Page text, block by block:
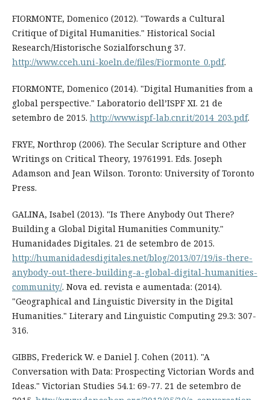
FIORMONTE, Domenico (2012). "Towards a Cultural
Critique of Digital Humanities." Historical Social
Research/Historische Sozialforschung 37.
http://www.cceh.uni-koeln.de/files/Fiormonte_0.pdf.
FIORMONTE, Domenico (2014). "Digital Humanities from a
global perspective." Laboratorio dell’ISPF XI. 21 de
setembro de 2015. http://www.ispf-lab.cnr.it/2014_203.pdf.
FRYE, Northrop (2006). The Secular Scripture and Other
Writings on Critical Theory, 1976­1991. Eds. Joseph
Adamson and Jean Wilson. Toronto: University of Toronto
Press.
GALINA, Isabel (2013). "Is There Anybody Out There?
Building a Global Digital Humanities Community."
Humanidades Digitales. 21 de setembro de 2015.
http://humanidadesdigitales.net/blog/2013/07/19/is-there-
anybody-out-there-building-a-global-digital-humanities-
community/. Nova ed. revista e aumentada: (2014).
"Geographical and Linguistic Diversity in the Digital
Humanities." Literary and Linguistic Computing 29.3: 307-
316.
GIBBS, Frederick W. e Daniel J. Cohen (2011). "A
Conversation with Data: Prospecting Victorian Words and
Ideas." Victorian Studies 54.1: 69-77. 21 de setembro de